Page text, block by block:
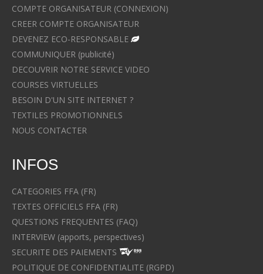
COMPTE ORGANISATEUR (CONNEXION)
CREER COMPTE ORGANISATEUR
DEVENEZ ECO-RESPONSABLE
COMMUNIQUER (publicité)
DECOUVRIR NOTRE SERVICE VIDEO
COURSES VIRTUELLES
BESOIN D'UN SITE INTERNET ?
TEXTILES PROMOTIONNELS
NOUS CONTACTER
INFOS
CATEGORIES FFA (FR)
TEXTES OFFICIELS FFA (FR)
QUESTIONS FREQUENTES (FAQ)
INTERVIEW (apports, perspectives)
SECURITE DES PAIEMENTS
POLITIQUE DE CONFIDENTIALITE (RGPD)